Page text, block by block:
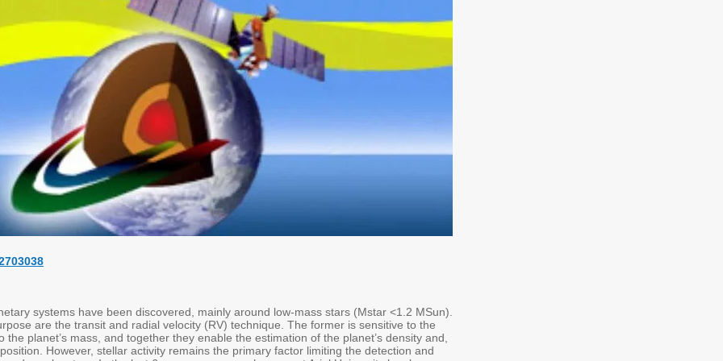
systems have been discovered, mainly around low-mass stars (Mstar <1.2 MSun).
are the transit and radial velocity (RV) technique. The former is sensitive to the
planet’s mass, and together they enable the estimation of the planet’s density and,
However, stellar activity remains the primary factor limiting the detection and